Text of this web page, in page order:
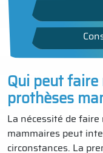
Qui peut
prothèses
La nécessité de
mammaires peut
circonstances. La